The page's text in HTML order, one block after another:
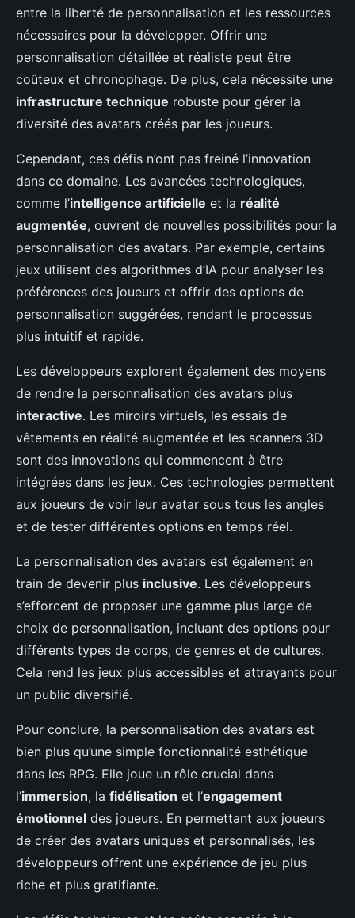
entre la liberté de personnalisation et les ressources
nécessaires pour la développer. Offrir une
personnalisation détaillée et réaliste peut être
coûteux et chronophage. De plus, cela nécessite une
infrastructure technique robuste pour gérer la
diversité des avatars créés par les joueurs.
Cependant, ces défis n’ont pas freiné l’innovation
dans ce domaine. Les avancées technologiques,
comme l’intelligence artificielle et la réalité
augmentée, ouvrent de nouvelles possibilités pour la
personnalisation des avatars. Par exemple, certains
jeux utilisent des algorithmes d’IA pour analyser les
préférences des joueurs et offrir des options de
personnalisation suggérées, rendant le processus
plus intuitif et rapide.
Les développeurs explorent également des moyens
de rendre la personnalisation des avatars plus
interactive. Les miroirs virtuels, les essais de
vêtements en réalité augmentée et les scanners 3D
sont des innovations qui commencent à être
intégrées dans les jeux. Ces technologies permettent
aux joueurs de voir leur avatar sous tous les angles
et de tester différentes options en temps réel.
La personnalisation des avatars est également en
train de devenir plus inclusive. Les développeurs
s’efforcent de proposer une gamme plus large de
choix de personnalisation, incluant des options pour
différents types de corps, de genres et de cultures.
Cela rend les jeux plus accessibles et attrayants pour
un public diversifié.
Pour conclure, la personnalisation des avatars est
bien plus qu’une simple fonctionnalité esthétique
dans les RPG. Elle joue un rôle crucial dans
l’immersion, la fidélisation et l’engagement
émotionnel des joueurs. En permettant aux joueurs
de créer des avatars uniques et personnalisés, les
développeurs offrent une expérience de jeu plus
riche et plus gratifiante.